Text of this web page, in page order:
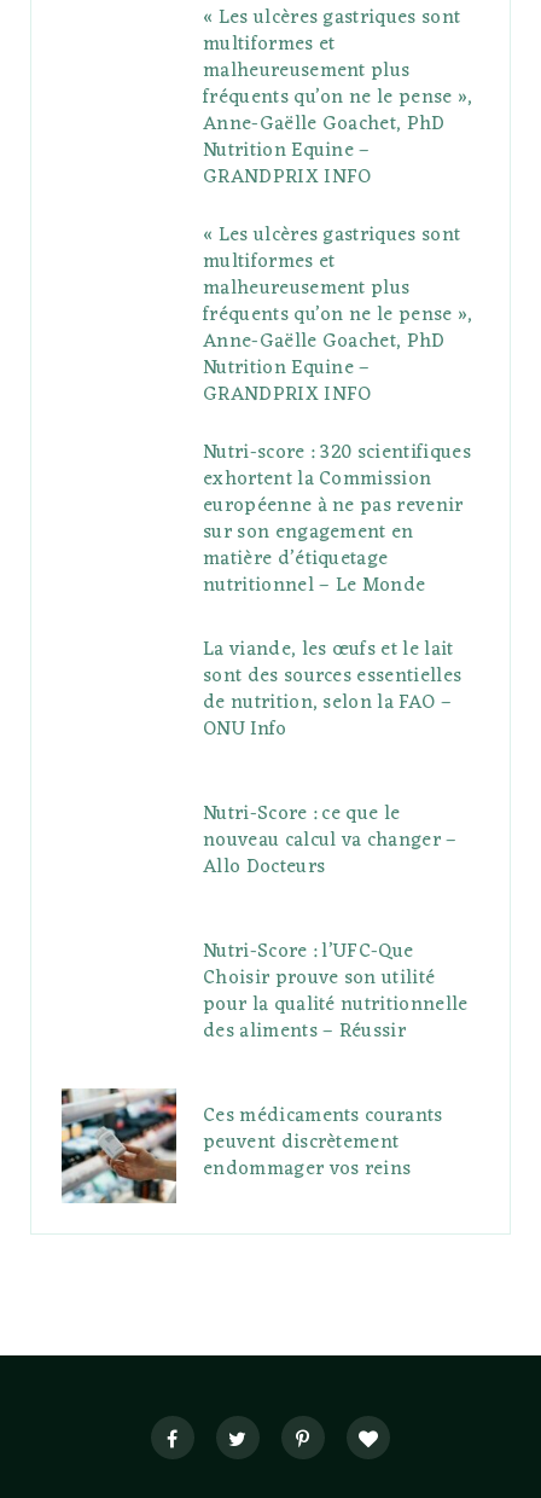
e
P
l
s
g
r
a
m
r
e
s
r
« Les ulcères gastriques sont
multiformes et
malheureusement plus
fréquents qu’on ne le pense »,
Anne-Gaëlle Goachet, PhD
Nutrition Equine –
GRANDPRIX INFO
« Les ulcères gastriques sont
multiformes et
malheureusement plus
fréquents qu’on ne le pense »,
Anne-Gaëlle Goachet, PhD
Nutrition Equine –
GRANDPRIX INFO
Nutri-score : 320 scientifiques
exhortent la Commission
européenne à ne pas revenir
sur son engagement en
matière d’étiquetage
nutritionnel – Le Monde
La viande, les œufs et le lait
sont des sources essentielles
de nutrition, selon la FAO –
ONU Info
Nutri-Score : ce que le
nouveau calcul va changer –
Allo Docteurs
Nutri-Score : l’UFC-Que
Choisir prouve son utilité
pour la qualité nutritionnelle
des aliments – Réussir
Ces médicaments courants
peuvent discrètement
endommager vos reins